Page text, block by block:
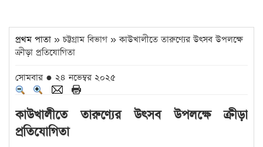
প্রথম পাতা » চট্টগ্রাম বিভাগ » কাউখালীতে তারুণ্যের উৎসব উপলক্ষে
ক্রীড়া প্রতিযোগিতা
সোমবার ● ২৪ নভেম্বর ২০২৫
কাউখালীতে তারুণ্যের উৎসব উপলক্ষে ক্রীড়া
প্রতিযোগিতা